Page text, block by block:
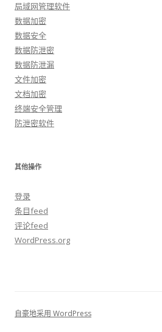
局域网管理软件
数据加密
数据安全
数据防泄密
数据防泄漏
文件加密
文档加密
终端安全管理
防泄密软件
其他操作
登录
条目feed
评论feed
WordPress.org
自豪地采用 WordPress